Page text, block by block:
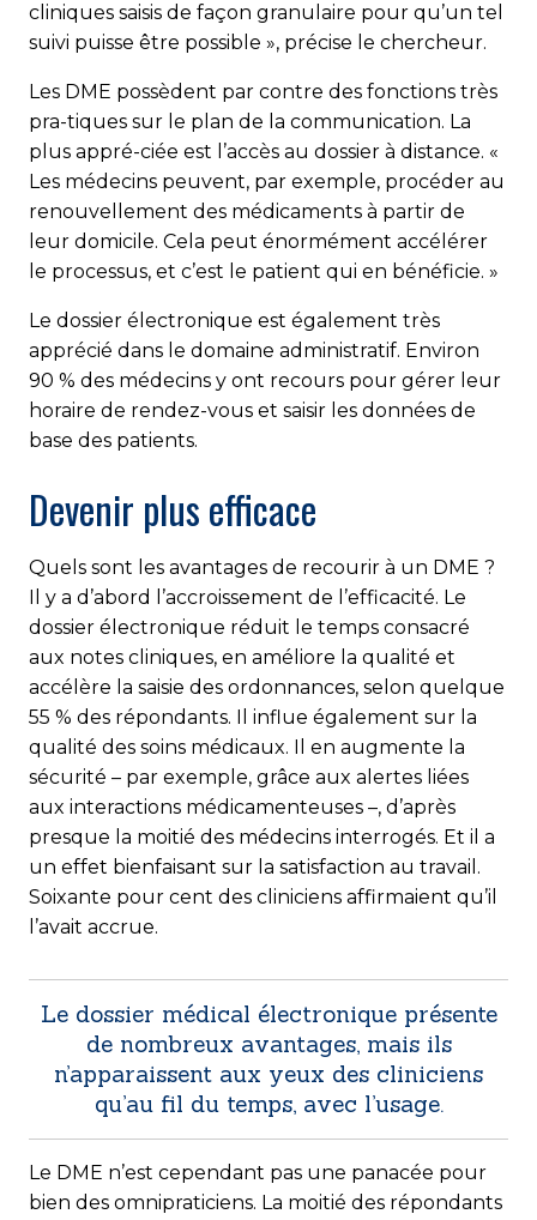
cliniques saisis de façon granulaire pour qu’un tel
suivi puisse être possible », précise le chercheur.
Les DME possèdent par contre des fonctions très
pra-tiques sur le plan de la communication. La
plus appré-ciée est l’accès au dossier à distance. «
Les médecins peuvent, par exemple, procéder au
renouvellement des médicaments à partir de
leur domicile. Cela peut énormément accélérer
le processus, et c’est le patient qui en bénéficie. »
Le dossier électronique est également très
apprécié dans le domaine administratif. Environ
90 % des médecins y ont recours pour gérer leur
horaire de rendez-vous et saisir les données de
base des patients.
Devenir plus efficace
Quels sont les avantages de recourir à un DME ?
Il y a d’abord l’accroissement de l’efficacité. Le
dossier électronique réduit le temps consacré
aux notes cliniques, en améliore la qualité et
accélère la saisie des ordonnances, selon quelque
55 % des répondants. Il influe également sur la
qualité des soins médicaux. Il en augmente la
sécurité – par exemple, grâce aux alertes liées
aux interactions médicamenteuses –, d’après
presque la moitié des médecins interrogés. Et il a
un effet bienfaisant sur la satisfaction au travail.
Soixante pour cent des cliniciens affirmaient qu’il
l’avait accrue.
Le dossier médical électronique présente
de nombreux avantages, mais ils
n’apparaissent aux yeux des cliniciens
qu’au fil du temps, avec l’usage.
Le DME n’est cependant pas une panacée pour
bien des omnipraticiens. La moitié des répondants